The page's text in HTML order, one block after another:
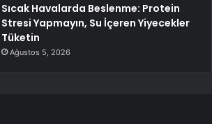
Sıcak Havalarda Beslenme: Protein
Stresi Yapmayın, Su İçeren Yiyecekler
Tüketin
Ağustos 5, 2026